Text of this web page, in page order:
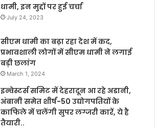
धामी, इन मुद्दों पर हुई चर्चा
July 24, 2023
सीएम धामी का बढ़ा रहा देश में कद,
प्रभावशाली लोगों में सीएम धामी ने लगाई
बड़ी छलांग
March 1, 2024
इन्वेस्टर्स समिट में देहरादून आ रहे अडानी,
अंबानी समेत शीर्ष-50 उद्योगपतियों के
काफिले में चलेंगी सुपर लग्जरी कारें, ये है
तैयारी..